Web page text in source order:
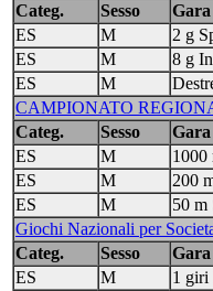
Categ.
Sesso
Gara
ES
M
2 g
ES
M
8 g
ES
M
CAMPIONATO
Categ.
Sesso
Gara
ES
M
1000
ES
M
200
ES
M
50 m
Giochi Nazionali per
Categ.
Sesso
Gara
ES
M
1 giri